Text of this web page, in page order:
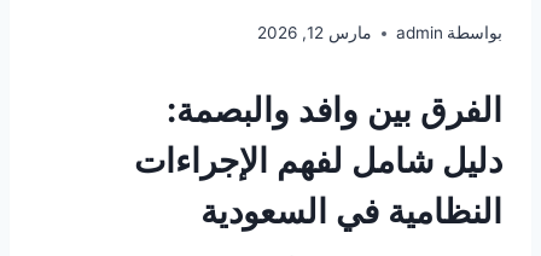
بواسطة admin مارس 12, 2026
الفرق بين وافد والبصمة:
دليل شامل لفهم الإجراءات
النظامية في السعودية